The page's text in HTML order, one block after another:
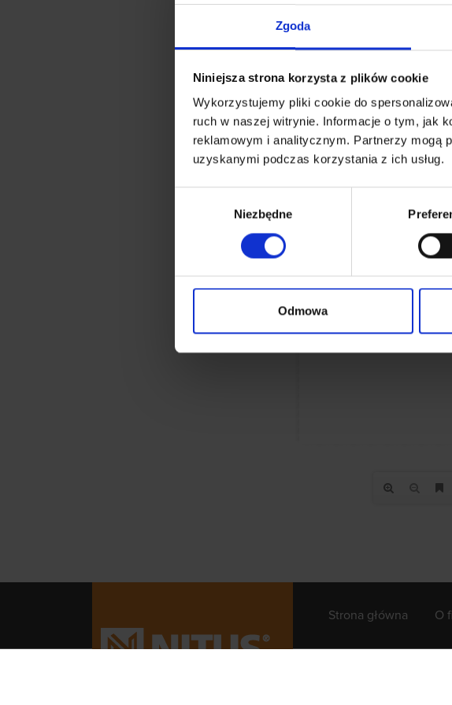
Zgoda
Niniejsza strona korzysta z plików cookie
Wykorzystujemy pliki cookie do
ruch w naszej witrynie. Informacje o tym, jak
reklamowym i analitycznym. Partnerzy mogą
uzyskanymi podczas korzystania z ich usług.
Niezbędne
Odmowa
Strona główna O